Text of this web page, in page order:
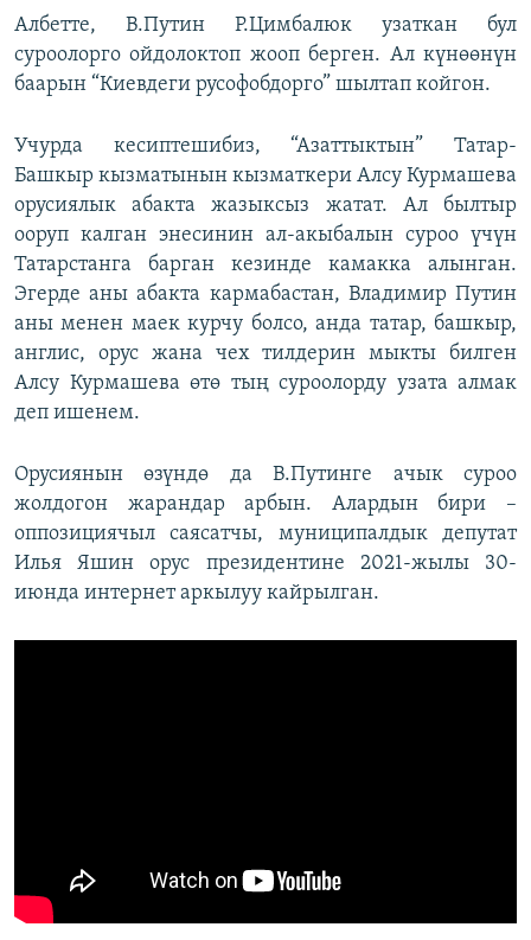
Албетте, В.Путин Р.Цимбалюк узаткан бул
суроолорго ойдолоктоп жооп берген. Ал күнөөнүн
баарын “Киевдеги русофобдорго” шылтап койгон.
Учурда кесиптешибиз, “Азаттыктын” Татар-
Башкыр кызматынын кызматкери Алсу Курмашева
орусиялык абакта жазыксыз жатат. Ал былтыр
ооруп калган энесинин ал-акыбалын суроо үчүн
Татарстанга барган кезинде камакка алынган.
Эгерде аны абакта кармабастан, Владимир Путин
аны менен маек курчу болсо, анда татар, башкыр,
англис, орус жана чех тилдерин мыкты билген
Алсу Курмашева өтө тың суроолорду узата алмак
деп ишенем.
Орусиянын өзүндө да В.Путинге ачык суроо
жолдогон жарандар арбын. Алардын бири –
оппозициячыл саясатчы, муниципалдык депутат
Илья Яшин орус президентине 2021-жылы 30-
июнда интернет аркылуу кайрылган.